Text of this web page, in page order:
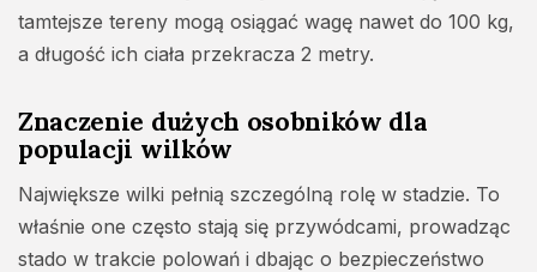
tamtejsze tereny mogą osiągać wagę nawet do 100 kg,
a długość ich ciała przekracza 2 metry.
Znaczenie dużych osobników dla
populacji wilków
Największe wilki pełnią szczególną rolę w stadzie. To
właśnie one często stają się przywódcami, prowadząc
stado w trakcie polowań i dbając o bezpieczeństwo